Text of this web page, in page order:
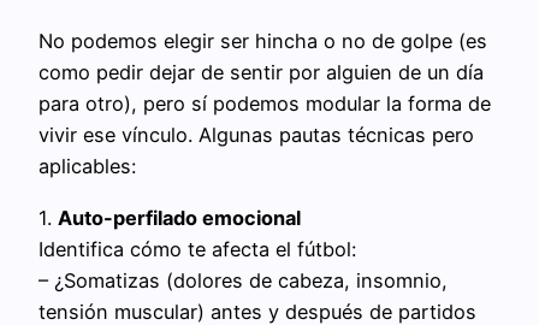
No podemos elegir ser hincha o no de golpe (es
como pedir dejar de sentir por alguien de un día
para otro), pero sí podemos modular la forma de
vivir ese vínculo. Algunas pautas técnicas pero
aplicables:
1. Auto-perfilado emocional
Identifica cómo te afecta el fútbol:
– ¿Somatizas (dolores de cabeza, insomnio,
tensión muscular) antes y después de partidos